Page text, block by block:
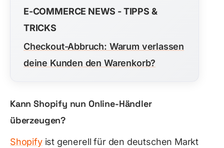
E-COMMERCE NEWS - TIPPS &
TRICKS
Checkout-Abbruch: Warum verlassen
deine Kunden den Warenkorb?
Kann Shopify nun Online-Händler
überzeugen?
Shopifyist generell für den deutschen Markt